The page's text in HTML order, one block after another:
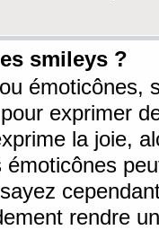
smileys ?
émoticônes,
exprimer
la joie,
émoticônes
rendre